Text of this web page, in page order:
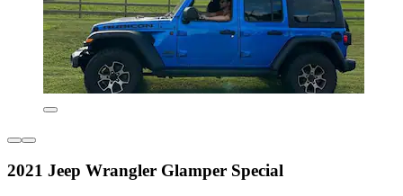
2021 Jeep Wrangler Glamper Special